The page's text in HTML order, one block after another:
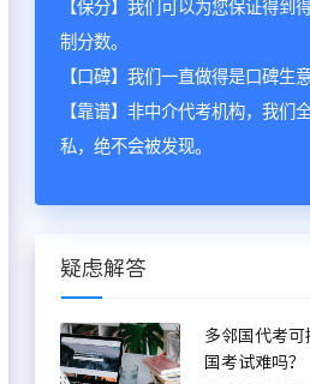
【保分】我们可以为您保证得到
制分数。
【口碑】我们一直做得是口碑生
【靠谱】非中介代考机构，我们
私，绝不会被发现。
疑虑解答
多邻国代考
国考试难吗？